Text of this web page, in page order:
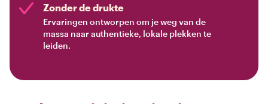
Zonder de drukte
Ervaringen ontworpen om je weg van de
massa naar authentieke, lokale plekken te
leiden.